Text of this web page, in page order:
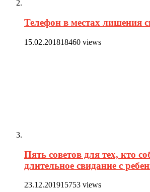
Телефон в местах лишения
15.02.201818460 views
Пять советов для тех, кто
длительное свидание с
23.12.201915753 views